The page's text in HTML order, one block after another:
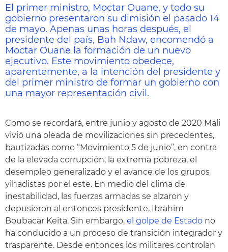
El primer ministro, Moctar Ouane, y todo su
gobierno presentaron su dimisión el pasado 14
de mayo. Apenas unas horas después, el
presidente del país, Bah Ndaw, encomendó a
Moctar Ouane la formación de un nuevo
ejecutivo. Este movimiento obedece,
aparentemente, a la intención del presidente y
del primer ministro de formar un gobierno con
una mayor representación civil.
Como se recordará, entre junio y agosto de 2020 Mali
vivió una oleada de movilizaciones sin precedentes,
bautizadas como “Movimiento 5 de junio”, en contra
de la elevada corrupción, la extrema pobreza, el
desempleo generalizado y el avance de los grupos
yihadistas por el este. En medio del clima de
inestabilidad, las fuerzas armadas se alzaron y
depusieron al entonces presidente, Ibrahim
Boubacar Keita. Sin embargo, el golpe de Estado no
ha conducido a un proceso de transición integrador y
trasparente. Desde entonces los militares controlan